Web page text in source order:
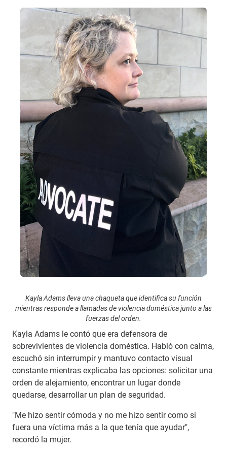
Kayla Adams lleva una chaqueta que identifica su función
mientras responde a llamadas de violencia doméstica junto a las
fuerzas del orden.
Kayla Adams le contó que era defensora de
sobrevivientes de violencia doméstica. Habló con calma,
escuchó sin interrumpir y mantuvo contacto visual
constante mientras explicaba las opciones: solicitar una
orden de alejamiento, encontrar un lugar donde
quedarse, desarrollar un plan de seguridad.
"Me hizo sentir cómoda y no me hizo sentir como si
fuera una víctima más a la que tenía que ayudar",
recordó la mujer.